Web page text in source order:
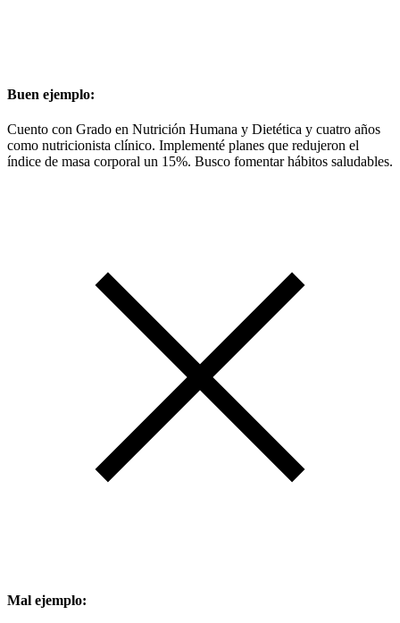
Buen ejemplo:
Cuento con Grado en Nutrición Humana y Dietética y cuatro años
como nutricionista clínico. Implementé planes que redujeron el
índice de masa corporal un 15%. Busco fomentar hábitos saludables.
Mal ejemplo: